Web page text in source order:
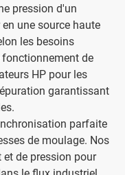
pression d'un
une source haute
les besoins
de
HP pour les
garantissant
parfaite
de moulage. Nos
de pression pour